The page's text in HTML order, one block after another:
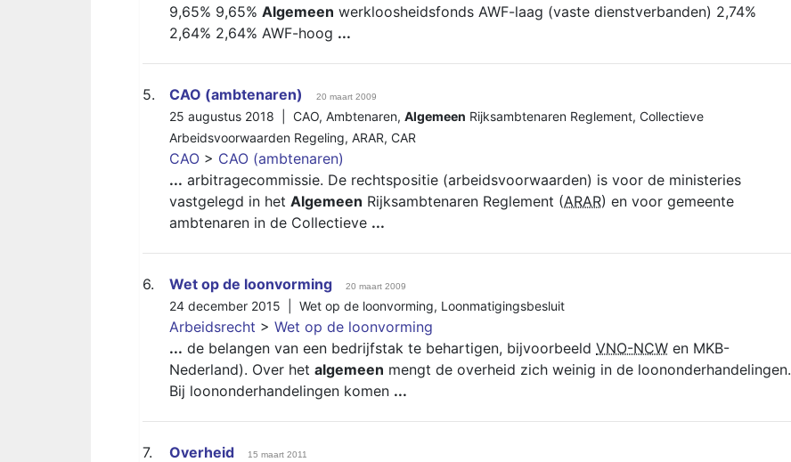
9,65% 9,65% Algemeen werkloosheidsfonds AWF-laag (vaste dienstverbanden) 2,74%
2,64% 2,64% AWF-hoog ...
5. CAO (ambtenaren) 20 maart 2009
25 augustus 2018 | CAO, Ambtenaren, Algemeen Rijksambtenaren Reglement, Collectieve
Arbeidsvoorwaarden Regeling, ARAR, CAR
CAO > CAO (ambtenaren)
... arbitragecommissie. De rechtspositie (arbeidsvoorwaarden) is voor de ministeries
vastgelegd in het Algemeen Rijksambtenaren Reglement (ARAR) en voor gemeente
ambtenaren in de Collectieve ...
6. Wet op de loonvorming 20 maart 2009
24 december 2015 | Wet op de loonvorming, Loonmatigingsbesluit
Arbeidsrecht > Wet op de loonvorming
... de belangen van een bedrijfstak te behartigen, bijvoorbeeld VNO-NCW en MKB-
Nederland). Over het algemeen mengt de overheid zich weinig in de loononderhandelingen.
Bij loononderhandelingen komen ...
7. Overheid 15 maart 2011